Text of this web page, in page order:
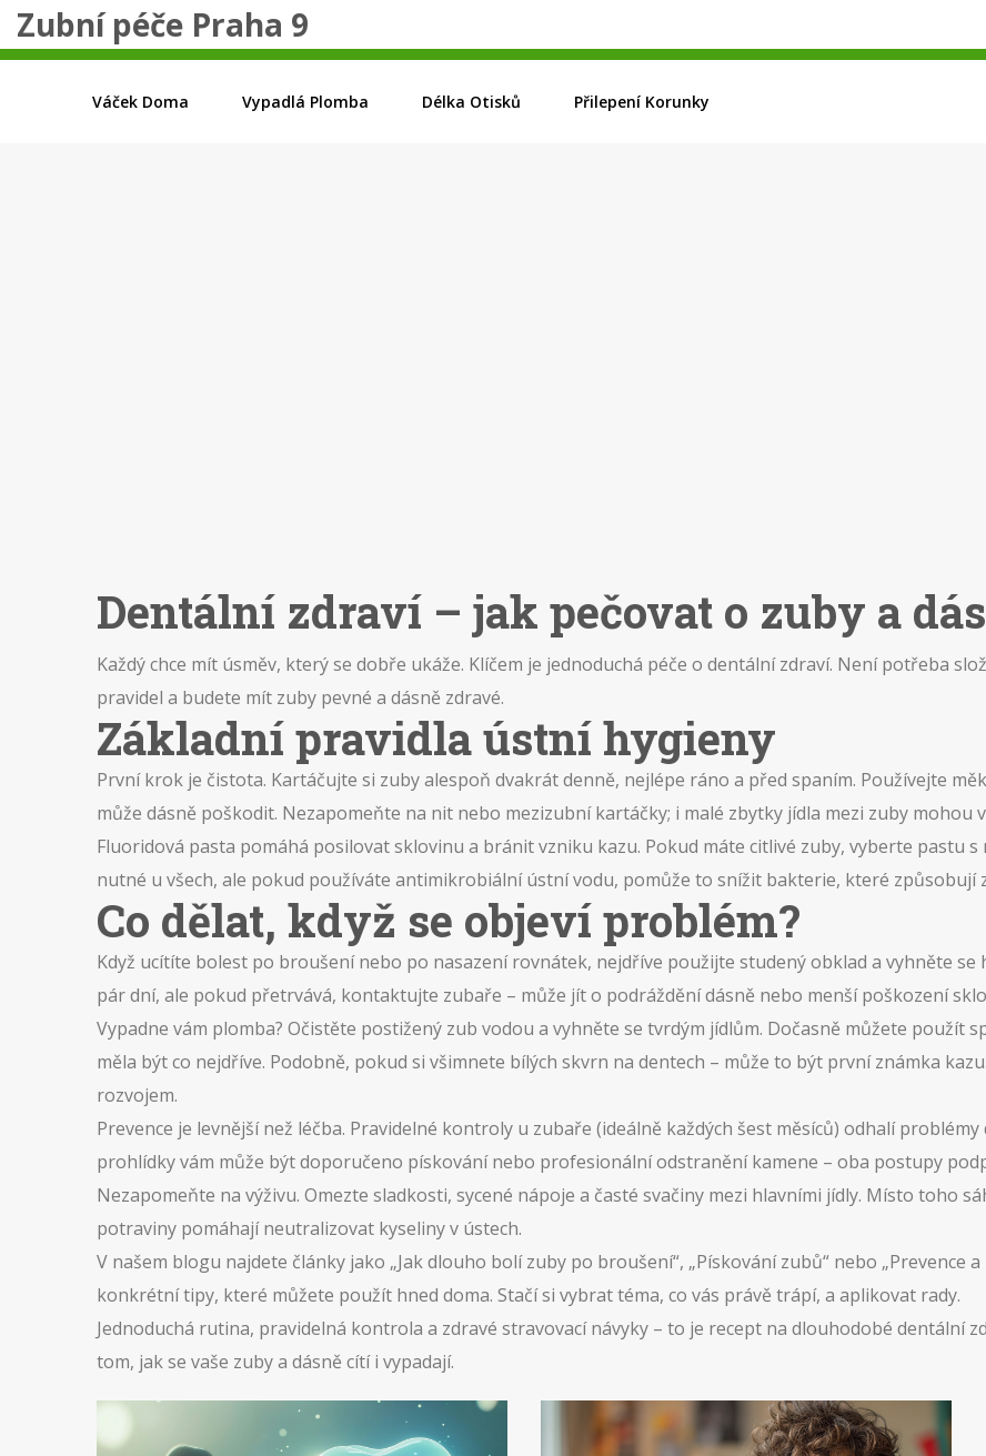
Zubní péče Praha 9
Váček Doma Vypadlá Plomba Délka Otisků Přilepení Korunky
Dentální zdraví – jak pečovat o zuby a
Každý chce mít úsměv, který se dobře ukáže. Klíčem je jednoduchá péče o dentální zdraví. Není potřeba
pravidel a budete mít zuby pevné a dásně zdravé.
Základní pravidla ústní hygieny
První krok je čistota. Kartáčujte si zuby alespoň dvakrát denně, nejlépe ráno a před spaním. Používejte
může dásně poškodit. Nezapomeňte na nit nebo mezizubní kartáčky; i malé zbytky jídla mezi zuby mohou
Fluoridová pasta pomáhá posilovat sklovinu a bránit vzniku kazu. Pokud máte citlivé zuby, vyberte pastu
nutné u všech, ale pokud používáte antimikrobiální ústní vodu, pomůže to snížit bakterie, které způsobují
Co dělat, když se objeví problém?
Když ucítíte bolest po broušení nebo po nasazení rovnátek, nejdříve použijte studený obklad a vyhněte
pár dní, ale pokud přetrvává, kontaktujte zubaře – může jít o podráždění dásně nebo menší poškození
Vypadne vám plomba? Očistěte postižený zub vodou a vyhněte se tvrdým jídlům. Dočasně můžete použít
měla být co nejdříve. Podobně, pokud si všimnete bílých skvrn na dentech – může to být první známka
rozvojem.
Prevence je levnější než léčba. Pravidelné kontroly u zubaře (ideálně každých šest měsíců) odhalí
prohlídky vám může být doporučeno pískování nebo profesionální odstranění kamene – oba postupy
Nezapomeňte na výživu. Omezte sladkosti, sycené nápoje a časté svačiny mezi hlavními jídly. Místo toho
potraviny pomáhají neutralizovat kyseliny v ústech.
V našem blogu najdete články jako „Jak dlouho bolí zuby po broušení“, „Pískování zubů“ nebo „Prevence
konkrétní tipy, které můžete použít hned doma. Stačí si vybrat téma, co vás právě trápí, a aplikovat rady.
Jednoduchá rutina, pravidelná kontrola a zdravé stravovací návyky – to je recept na dlouhodobé dentální
tom, jak se vaše zuby a dásně cítí i vypadají.